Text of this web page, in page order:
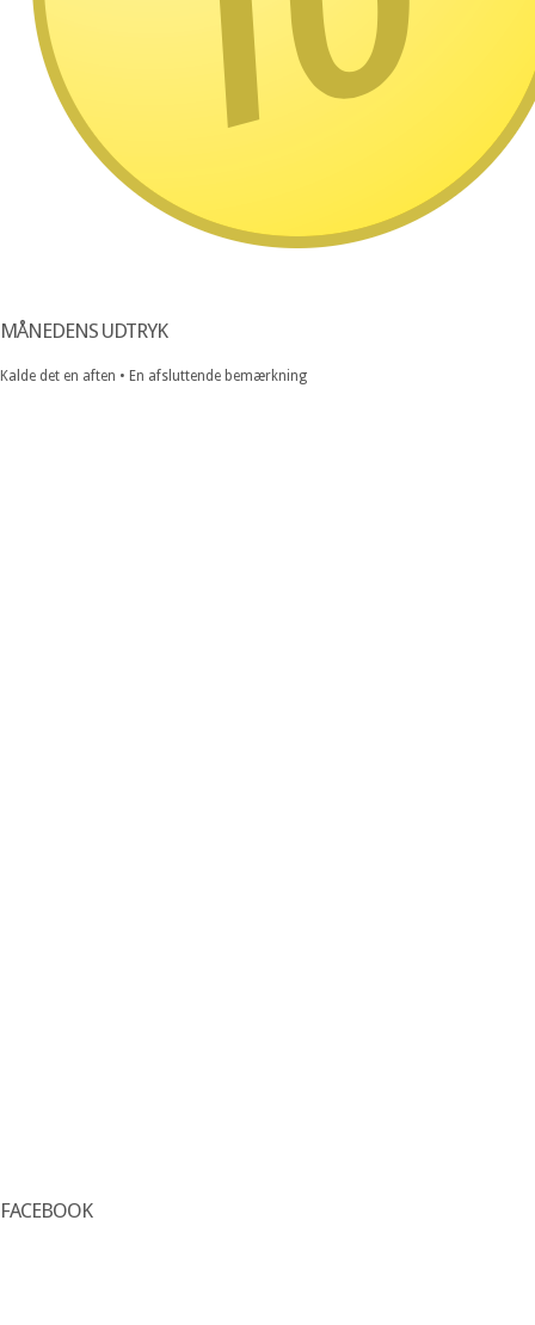
MÅNEDENS UDTRYK
Kalde det en aften • En afsluttende bemærkning
FACEBOOK